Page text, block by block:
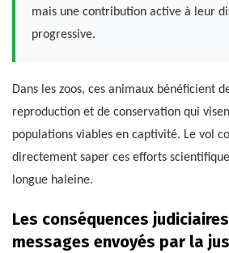
mais une contribution active à leur
progressive.
Dans les zoos, ces animaux bénéficient
reproduction et de conservation qui
populations viables en captivité. Le vol
directement saper ces efforts
longue haleine.
Les conséquences
messages envoyés par la